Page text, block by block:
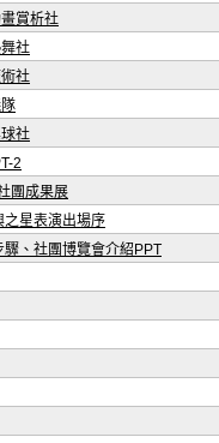
賞析社
社
社
社
2
團成果展
星表演出場序
、社團博覽會介紹PPT